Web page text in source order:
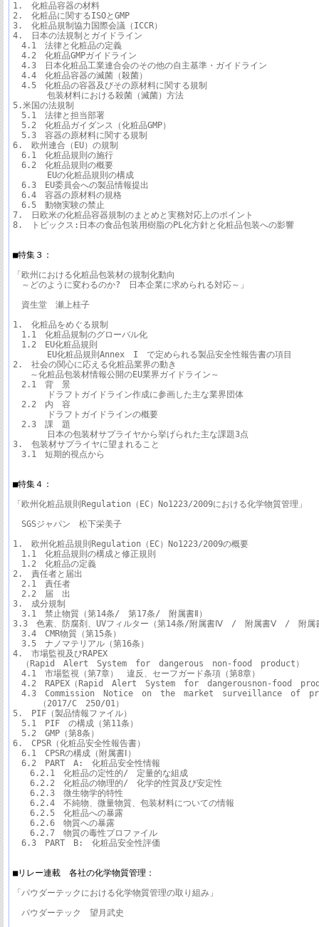
1.　化粧品容器の材料
2.　化粧品に関するISOとGMP
3.　化粧品規制協力国際会議（ICCR）
4.　日本の法規制とガイドライン
4.1　法律と化粧品の定義
4.2　化粧品GMPガイドライン
4.3　日本化粧品工業連合会のその他の自主基準・ガイドライン
4.4　化粧品容器の滅菌（殺菌）
4.5　化粧品の容器及びその原材料に関する規制
包装材料における殺菌（滅菌）方法
5.米国の法規制
5.1　法律と担当部署
5.2　化粧品ガイダンス（化粧品GMP）
5.3　容器の原材料に関する規制
6.　欧州連合（EU）の規制
6.1　化粧品規則の施行
6.2　化粧品規則の概要
EUの化粧品規則の構成
6.3　EU委員会への製品情報提出
6.4　容器の原材料の規格
6.5　動物実験の禁止
7.　日欧米の化粧品容器規制のまとめと実務対応上のポイント
8.　トピックス:日本の食品包装用樹脂のPL化方針と化粧品包装への影響
■特集３：
「欧州における化粧品包装材の規制化動向
～どのように変わるのか?　日本企業に求められる対応～」
資生堂　瀬上桂子
1.　化粧品をめぐる規制
1.1　化粧品規制のグローバル化
1.2　EU化粧品規則
EU化粧品規則Annex　I　で定められる製品安全性報告書の項目
2.　社会の関心に応える化粧品業界の動き
～化粧品包装材情報公開のEU業界ガイドライン～
2.1　背　景
ドラフトガイドライン作成に参画した主な業界団体
2.2　内　容
ドラフトガイドラインの概要
2.3　課　題
日本の包装材サプライヤから挙げられた主な課題3点
3.　包装材サプライヤに望まれること
3.1　短期的視点から
■特集４：
「欧州化粧品規則Regulation（EC）No1223/2009における化学物質管理」
SGSジャパン　松下栄美子
1.　欧州化粧品規則Regulation（EC）No1223/2009の概要
1.1　化粧品規則の構成と修正規則
1.2　化粧品の定義
2.　責任者と届出
2.1　責任者
2.2　届　出
3.　成分規制
3.1　禁止物質（第14条/　第17条/　附属書Ⅱ）
3.3　色素、防腐剤、UVフィルター（第14条/附属書Ⅳ　/　附属書Ⅴ　/　附
3.4　CMR物質（第15条）
3.5　ナノマテリアル（第16条）
4.　市場監視及びRAPEX
（Rapid　Alert　System　for　dangerous　non-food　product）
4.1　市場監視（第7章）　違反、セーフガード条項（第8章）
4.2　RAPEX（Rapid　Alert　System　for　dangerousnon-food　
4.3　Commission　Notice　on　the　market　surveillance　of　
（2017/C　250/01）
5.　PIF（製品情報ファイル）
5.1　PIF　の構成（第11条）
5.2　GMP（第8条）
6.　CPSR（化粧品安全性報告書）
6.1　CPSRの構成（附属書Ⅰ）
6.2　PART　A:　化粧品安全性情報
6.2.1　化粧品の定性的/　定量的な組成
6.2.2　化粧品の物理的/　化学的性質及び安定性
6.2.3　微生物学的特性
6.2.4　不純物、微量物質、包装材料についての情報
6.2.5　化粧品への暴露
6.2.6　物質への暴露
6.2.7　物質の毒性プロファイル
6.3　PART　B:　化粧品安全性評価
■リレー連載　各社の化学物質管理：
「パウダーテックにおける化学物質管理の取り組み」
パウダーテック　望月武史